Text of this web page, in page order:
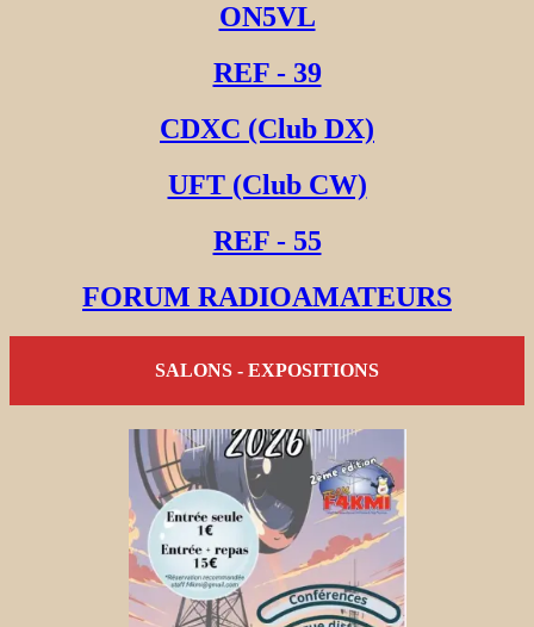
ON5VL
REF - 39
CDXC (Club DX)
UFT (Club CW)
REF - 55
FORUM RADIOAMATEURS
SALONS - EXPOSITIONS